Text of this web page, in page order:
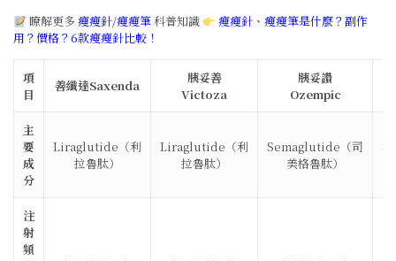
瞭解更多瘦瘦針/瘦瘦筆科普知識
瘦瘦針、瘦瘦筆是什麼？副作
用？價格？6款瘦瘦針比較！
項
目
善纖達Saxenda
胰妥善
Victoza
胰妥讚
Ozempic
主
要
成
分
Liraglutide（利
拉魯肽）
Liraglutide（利
拉魯肽）
Semaglutide（司
美格魯肽）
注
射
頻